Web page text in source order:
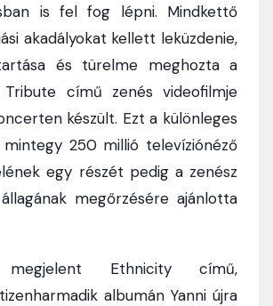
is fel fog lépni. Mindkettő
akadályokat kellett leküzdenie,
és türelme meghozta a
Tribute című zenés videofilmje
készült. Ezt a különleges
250 millió televíziónéző
egy részét pedig a zenész
megőrzésére ajánlotta
Ethnicity című,
albumán Yanni újra